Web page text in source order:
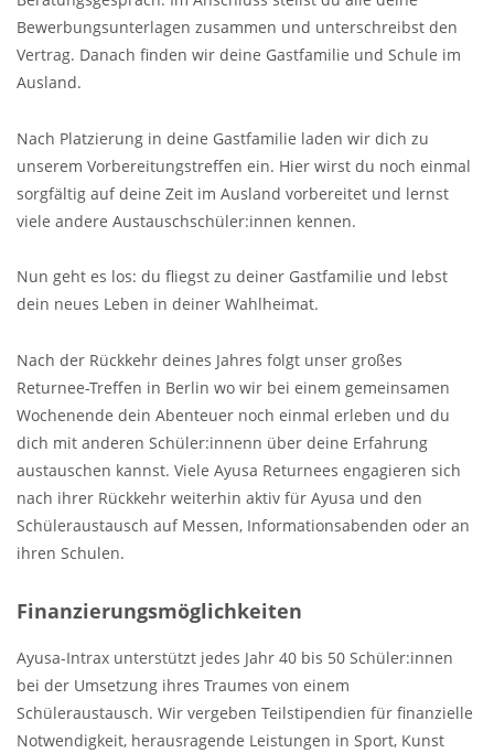
Bewerbungsunterlagen zusammen und unterschreibst den
Vertrag. Danach finden wir deine Gastfamilie und Schule im
Ausland.
Nach Platzierung in deine Gastfamilie laden wir dich zu
unserem Vorbereitungstreffen ein. Hier wirst du noch einmal
sorgfältig auf deine Zeit im Ausland vorbereitet und lernst
viele andere Austauschschüler:innen kennen.
Nun geht es los: du fliegst zu deiner Gastfamilie und lebst
dein neues Leben in deiner Wahlheimat.
Nach der Rückkehr deines Jahres folgt unser großes
Returnee-Treffen in Berlin wo wir bei einem gemeinsamen
Wochenende dein Abenteuer noch einmal erleben und du
dich mit anderen Schüler:innenn über deine Erfahrung
austauschen kannst. Viele Ayusa Returnees engagieren sich
nach ihrer Rückkehr weiterhin aktiv für Ayusa und den
Schüleraustausch auf Messen, Informationsabenden oder an
ihren Schulen.
Finanzierungsmöglichkeiten
Ayusa-Intrax unterstützt jedes Jahr 40 bis 50 Schüler:innen
bei der Umsetzung ihres Traumes von einem
Schüleraustausch. Wir vergeben Teilstipendien für finanzielle
Notwendigkeit, herausragende Leistungen in Sport, Kunst